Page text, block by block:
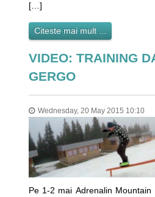
[…]
Citeste mai mult ...
VIDEO: TRAINING
GERGO
Wednesday, 20 May 2015 10:10
Pe 1-2 mai Adrenalin